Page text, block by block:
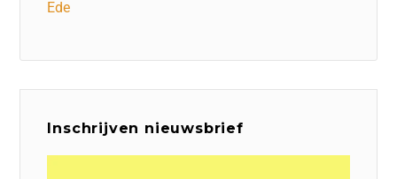
Ede
Inschrijven nieuwsbrief